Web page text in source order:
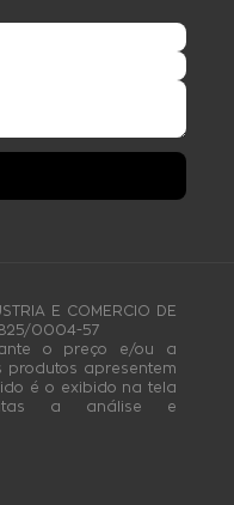
E COMERCIO DE
0004-57
o preço e/ou a
produtos apresentem
é o exibido na tela
a análise e